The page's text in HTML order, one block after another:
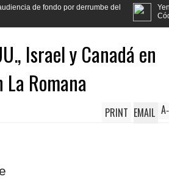
del
Yeni Berenice y el Conep
Israel y Canadá en
Romana
A-
PRINT EMAIL